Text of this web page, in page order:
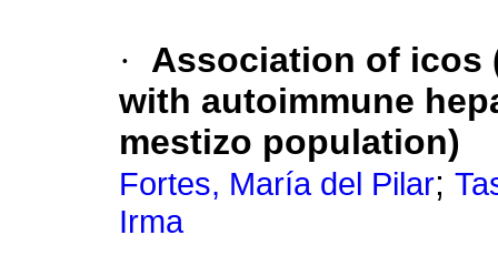
·
Association of icos
with autoimmune
mestizo population)
Fortes, María del Pilar;
Irma